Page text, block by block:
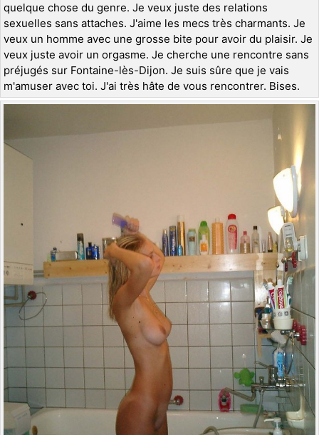
quelque chose du genre. Je veux juste des relations
sexuelles sans attaches. J'aime les mecs très charmants. Je
veux un homme avec une grosse bite pour avoir du plaisir. Je
veux juste avoir un orgasme. Je cherche une rencontre sans
préjugés sur Fontaine-lès-Dijon. Je suis sûre que je vais
m'amuser avec toi. J'ai très hâte de vous rencontrer. Bises.